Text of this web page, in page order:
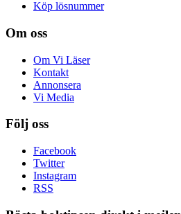
Köp lösnummer
Om oss
Om Vi Läser
Kontakt
Annonsera
Vi Media
Följ oss
Facebook
Twitter
Instagram
RSS